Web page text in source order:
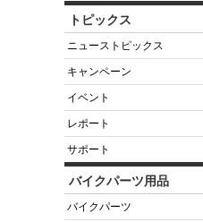
トピックス
ニューストピックス
キャンペーン
イベント
レポート
サポート
バイクパーツ用品
バイクパーツ